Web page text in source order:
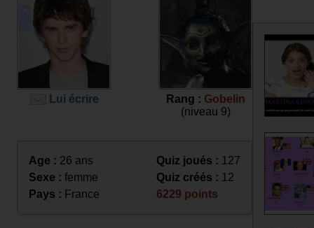
Lui écrire Rang : Gobelin
(niveau 9)
Age : 26 ans
Sexe : femme
Pays : France
Quiz joués : 127
Quiz créés : 12
6229 points